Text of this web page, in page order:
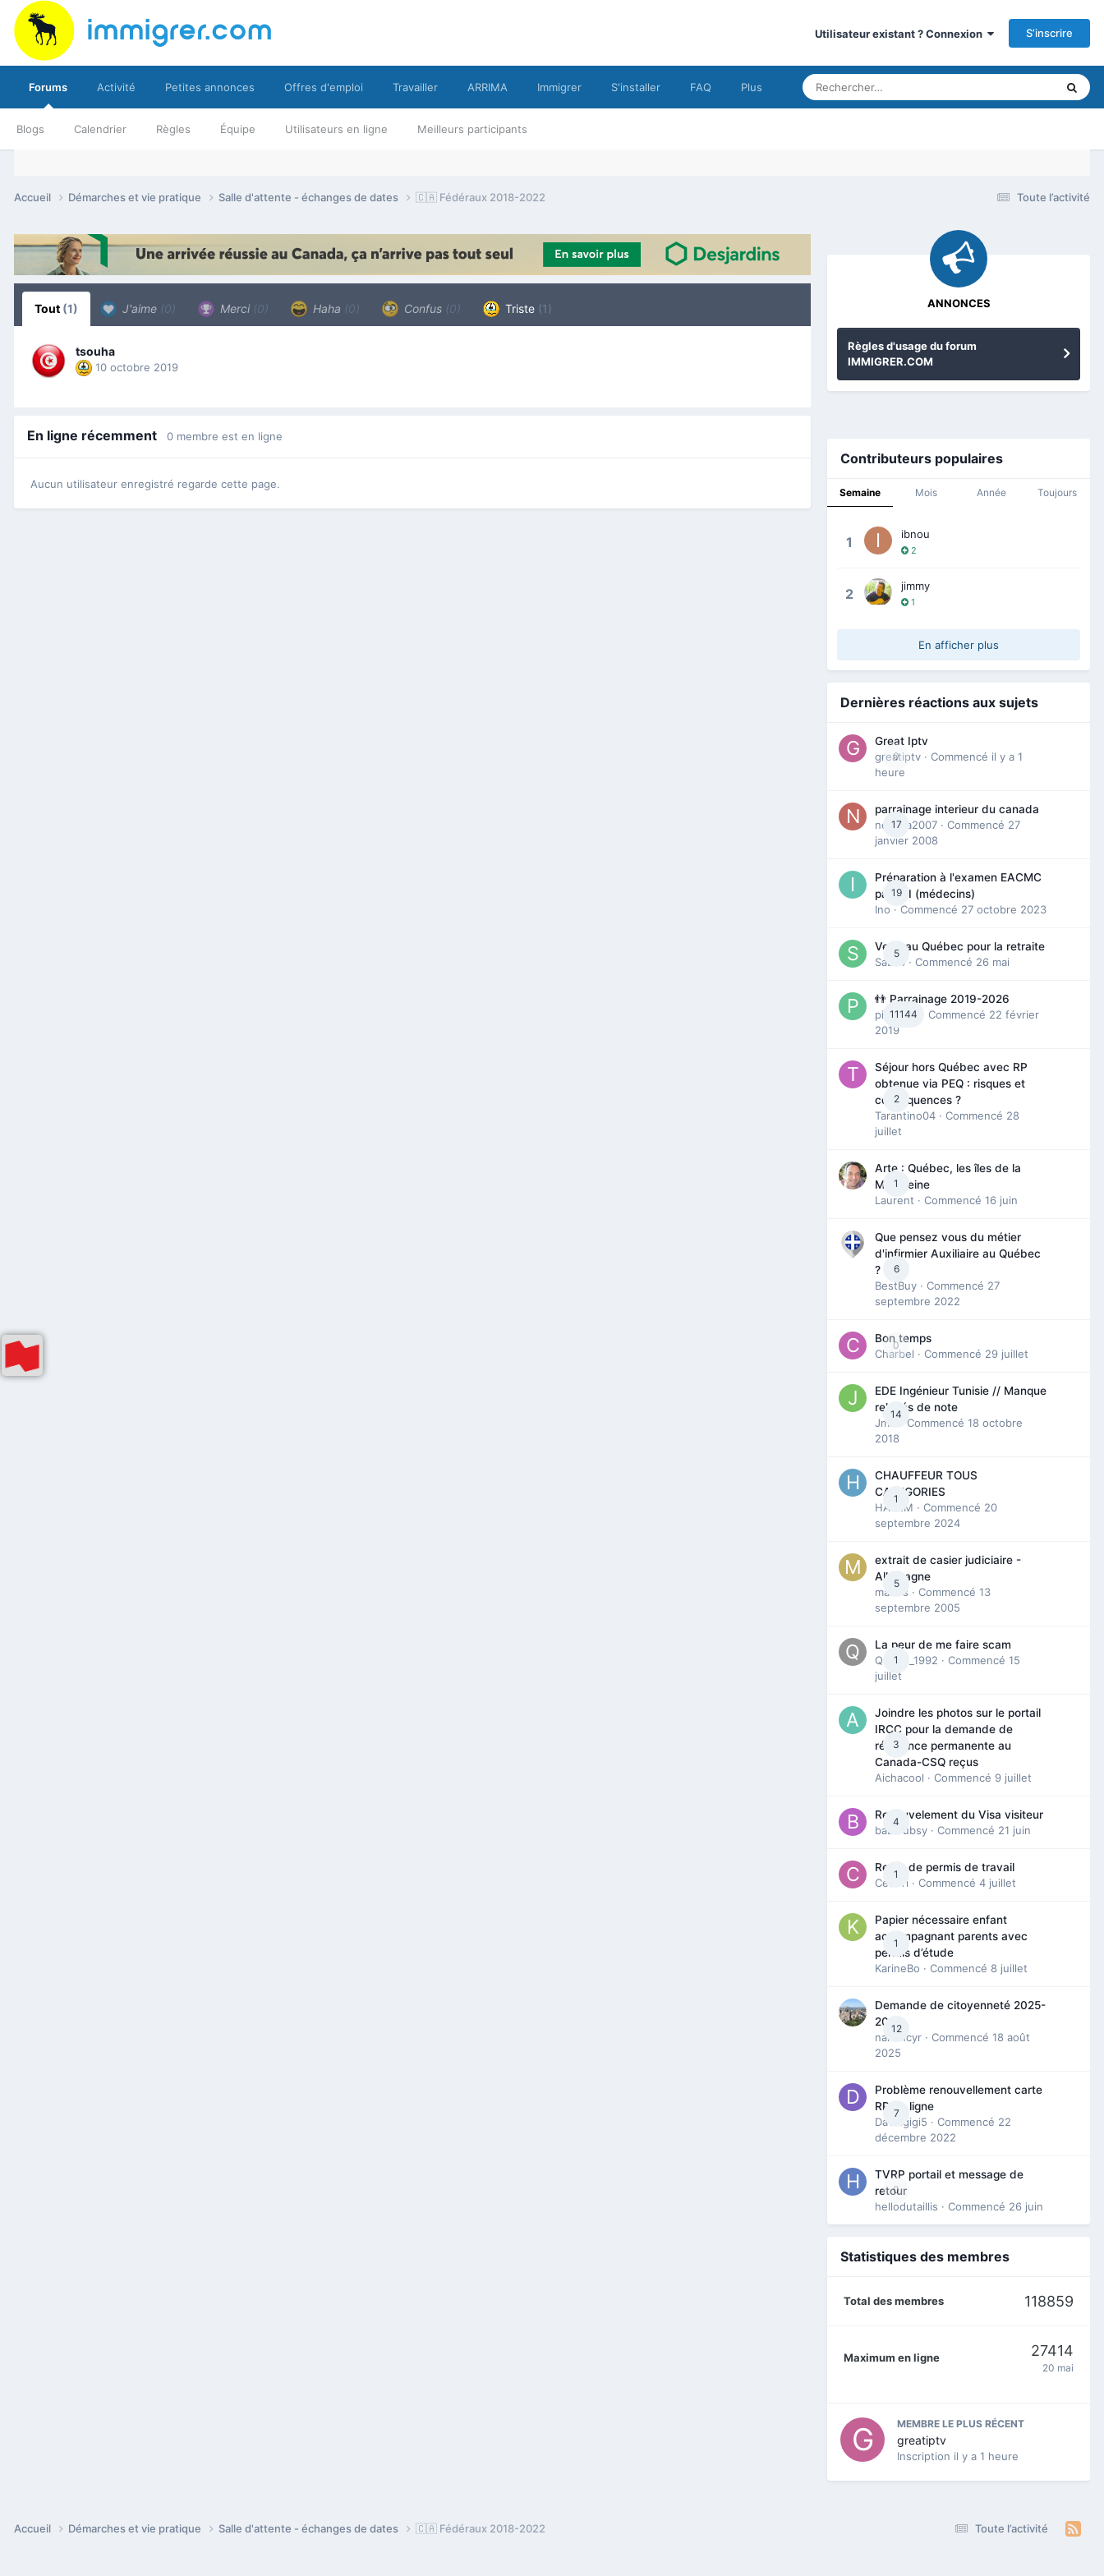
Utilisateur existant ? Connexion S’inscrire
Forums
Blogs Calendrier Règles Équipe Utilisateurs en ligne Meilleurs participants
Activité Petites annonces Offres d'emploi Travailler ARRIMA Immigrer S'installer FAQ Plus
Toute l’activité
Accueil Démarches et vie pratique Salle d'attente - échanges de dates 🇨🇦 Fédéraux 2018-2022
Tout (1) J'aime (0) Merci (0) Haha (0) Confus (0) Triste (1)
tsouha
10 octobre 2019
En ligne récemment 0 membre est en ligne
Aucun utilisateur enregistré regarde cette page.
ANNONCES
Règles d'usage du forum
IMMIGRER.COM
Contributeurs populaires
Semaine Mois Année Toujours
1 ibnou
2
2 jimmy
1
En afficher plus
Dernières réactions aux sujets
0
Great Iptv
greatiptv · Commencé il y a 1
heure
17
parrainage interieur du canada
nedjma2007 · Commencé 27
janvier 2008
19
Préparation à l'examen EACMC
partie I (médecins)
Ino · Commencé 27 octobre 2023
5
Venir au Québec pour la retraite
Sab74 · Commencé 26 mai
11144
👬 Parrainage 2019-2026
piinoush
· Commencé 22 février
2019
2
Séjour hors Québec avec RP
obtenue via PEQ : risques et
conséquences ?
Tarantino04 · Commencé 28
juillet
1
Arte : Québec, les îles de la
Madeleine
Laurent · Commencé 16 juin
6
Que pensez vous du métier
d'infirmier Auxiliaire au Québec
?
BestBuy · Commencé 27
septembre 2022
0
Bon temps
Charbel · Commencé 29 juillet
14
EDE Ingénieur Tunisie // Manque
relevés de note
Jmili
· Commencé 18 octobre
2018
1
CHAUFFEUR TOUS
CATEGORIES
HAZEM · Commencé 20
septembre 2024
5
extrait de casier judiciaire -
Allemagne
maries · Commencé 13
septembre 2005
1
La peur de me faire scam
Queen_1992 · Commencé 15
juillet
3
Joindre les photos sur le portail
IRCC pour la demande de
résidence permanente au
Canada-CSQ reçus
Aichacool · Commencé 9 juillet
4
Renouvelement du Visa visiteur
babibubsy · Commencé 21 juin
1
Refus de permis de travail
Cedbri · Commencé 4 juillet
1
Papier nécessaire enfant
accompagnant parents avec
permis d’étude
KarineBo · Commencé 8 juillet
12
Demande de citoyenneté 2025-
2026
nanancyr · Commencé 18 août
2025
7
Problème renouvellement carte
RP en ligne
Davidgigi5 · Commencé 22
décembre 2022
0
TVRP portail et message de
retour
hellodutaillis · Commencé 26 juin
Statistiques des membres
Total des membres 118859
Maximum en ligne 27414
20 mai
MEMBRE LE PLUS RÉCENT
greatiptv
Inscription il y a 1 heure
Toute l’activité
Accueil Démarches et vie pratique Salle d'attente - échanges de dates 🇨🇦 Fédéraux 2018-2022